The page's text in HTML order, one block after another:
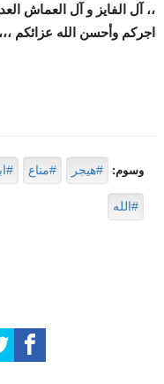
،، آل الفايز و آل العماش
اجركم وأحسن الله عزائكم
وسوم: #هيجر #مناع
#الله